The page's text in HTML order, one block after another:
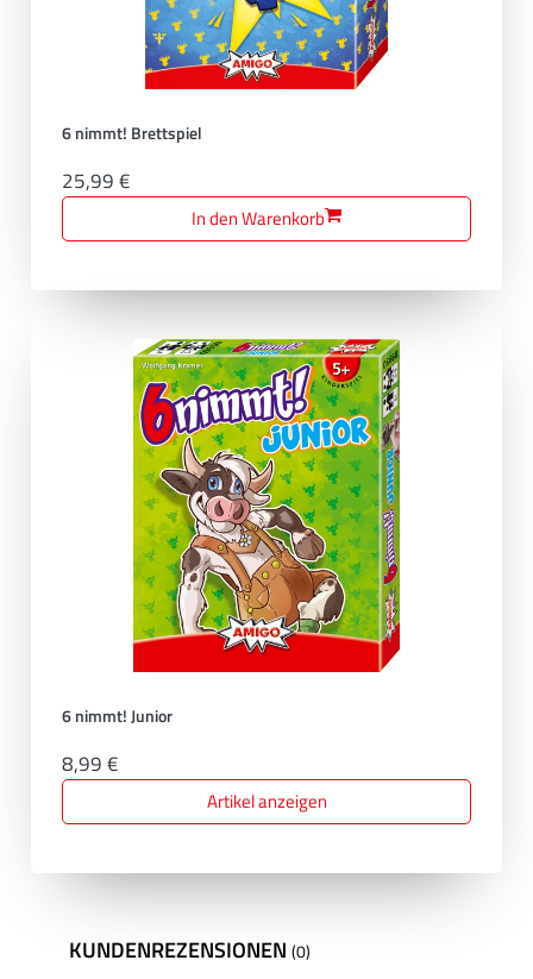
6 nimmt! Brettspiel
25,99 €
In den Warenkorb
6 nimmt! Junior
8,99 €
Artikel anzeigen
KUNDENREZENSIONEN(0)